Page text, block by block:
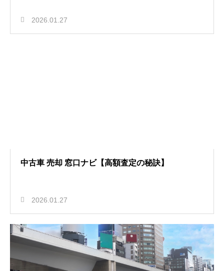
2026.01.27
中古車 売却 窓口ナビ【高額査定の秘訣】
2026.01.27